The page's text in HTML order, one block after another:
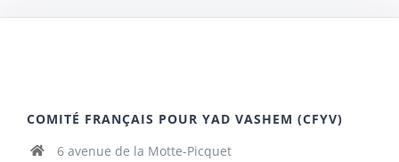
COMITÉ FRANÇAIS POUR YAD VASHEM (CFYV)
6 avenue de la Motte-Picquet